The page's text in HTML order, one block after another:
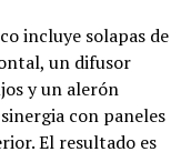
incluye solapas de
un difusor
y un alerón
con paneles
El resultado es